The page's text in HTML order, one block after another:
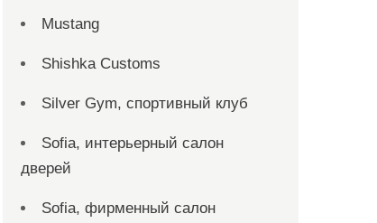
Mustang
Shishka Customs
Silver Gym, спортивный клуб
Sofia, интерьерный салон
дверей
Sofia, фирменный салон